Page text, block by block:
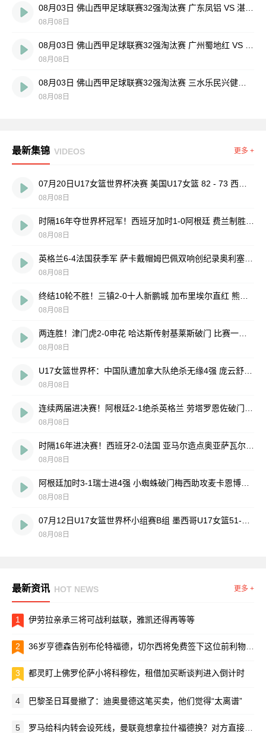
08月08日
08月08日
08月08日
最新集锦 VIDEOS 更多 +
08月08日
08月08日
08月08日
08月08日
08月08日
08月08日
08月08日
08月08日
08月08日
08月08日
最新资讯 HOT NEWS 更多 +
1 伊劳拉亲承三将可战利兹联，雅凯还得再等等
2 36岁亨德森告别布伦特福德，切尔西将免费签下这位前利物浦队长
3 都灵盯上佛罗伦萨小将科穆佐，租借加买断谈判进入倒计时
4 巴黎圣日耳曼撤了：迪奥曼德这笔买卖，他们觉得“太离谱”
5 罗马给科内转会设死线，曼联竟想拿拉什福德换？对方直接摆手：养不起！